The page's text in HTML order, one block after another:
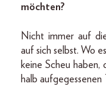
möchten?
Nicht immer auf
auf sich selbst. Wo
keine Scheu
halb